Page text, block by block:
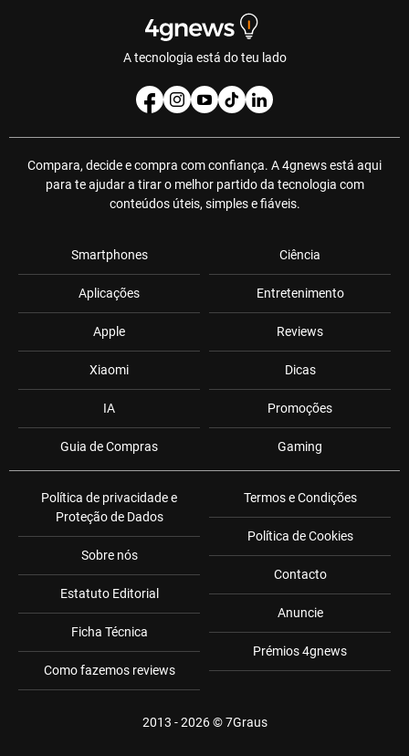
A tecnologia está do teu lado
Compara, decide e compra com confiança. A 4gnews está aqui
para te ajudar a tirar o melhor partido da tecnologia com
conteúdos úteis, simples e fiáveis.
Smartphones
Aplicações
Apple
Xiaomi
IA
Guia de Compras
Ciência
Entretenimento
Reviews
Dicas
Promoções
Gaming
Política de privacidade e
Proteção de Dados
Sobre nós
Estatuto Editorial
Ficha Técnica
Como fazemos reviews
Termos e Condições
Política de Cookies
Contacto
Anuncie
Prémios 4gnews
2013 - 2026 ©7Graus